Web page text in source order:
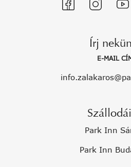
Írj
E-MAIL
Park Inn
Park Inn